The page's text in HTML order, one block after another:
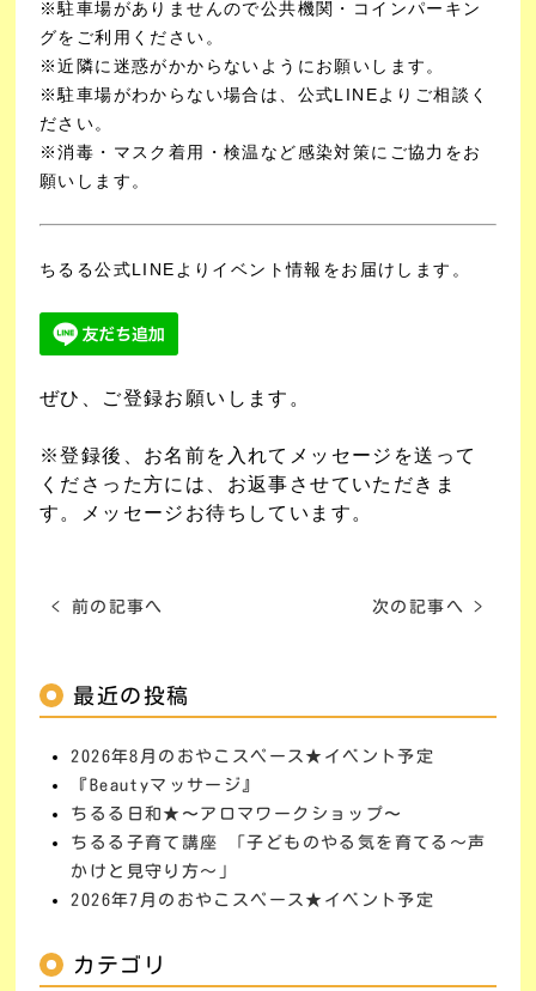
※駐車場がありませんので公共機関・コインパーキン
グをご利用ください。
※近隣に迷惑がかからないようにお願いします。
※駐車場がわからない場合は、公式LINEよりご相談く
ださい。
※消毒・マスク着用・検温など感染対策にご協力をお
願いします。
ちるる公式LINEよりイベント情報をお届けします。
ぜひ、ご登録お願いします。
※登録後、お名前を入れてメッセージを送って
くださった方には、お返事させていただきま
す。メッセージお待ちしています。
< 前の記事へ 次の記事へ >
最近の投稿
2026年8月のおやこスペース★イベント予定
『Beautyマッサージ』
ちるる日和★〜アロマワークショップ〜
ちるる子育て講座 「子どものやる気を育てる～声
かけと見守り方～」
2026年7月のおやこスペース★イベント予定
カテゴリ